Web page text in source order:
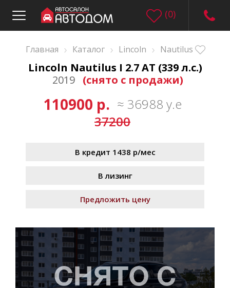
(0)
Главная › Каталог › Lincoln › Nautilus
Lincoln Nautilus I 2.7 AT (339 л.с.)
2019
(снято с продажи)
110900 р. ≈ 36988 у.е
37200
В кредит 1438 р/мес
В лизинг
Предложить цену